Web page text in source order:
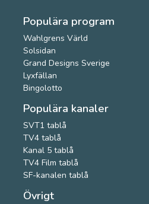
Populära program
Wahlgrens Värld
Solsidan
Grand Designs Sverige
Lyxfällan
Bingolotto
Populära kanaler
SVT1 tablå
TV4 tablå
Kanal 5 tablå
TV4 Film tablå
SF-kanalen tablå
Övrigt